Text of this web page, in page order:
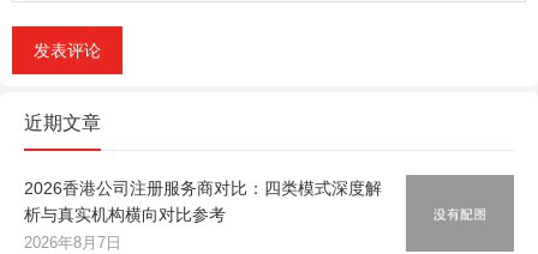
近期文章
2026香港公司注册服务商对比：四类模式深度解
析与真实机构横向对比参考
2026年8月7日